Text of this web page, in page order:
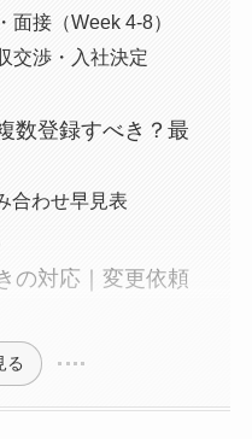
面接（Week 4-8）
交渉・入社決定
数登録すべき？最
合わせ早見表
の対応｜変更依頼
る